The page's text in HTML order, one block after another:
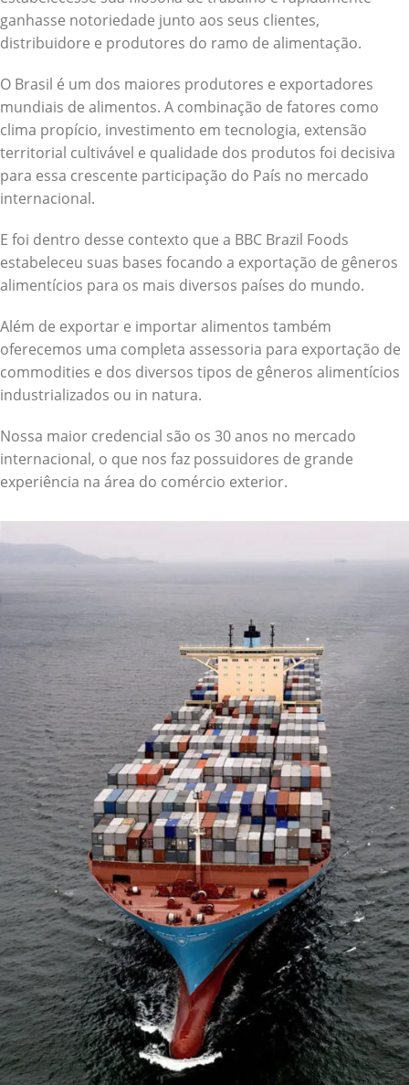
ganhasse notoriedade junto aos seus clientes,
distribuidore e produtores do ramo de alimentação.
O Brasil é um dos maiores produtores e exportadores
mundiais de alimentos. A combinação de fatores como
clima propício, investimento em tecnologia, extensão
territorial cultivável e qualidade dos produtos foi decisiva
para essa crescente participação do País no mercado
internacional.
E foi dentro desse contexto que a BBC Brazil Foods
estabeleceu suas bases focando a exportação de gêneros
alimentícios para os mais diversos países do mundo.
Além de exportar e importar alimentos também
oferecemos uma completa assessoria para exportação de
commodities e dos diversos tipos de gêneros alimentícios
industrializados ou in natura.
Nossa maior credencial são os 30 anos no mercado
internacional, o que nos faz possuidores de grande
experiência na área do comércio exterior.